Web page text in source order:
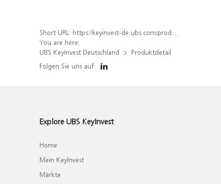
Short URL: https://keyinvest-de.ubs.com/produkt/detail/index/isin/DE000WA5GZF3
You are here:
UBS KeyInvest Deutschland
Produktdetail
Folgen Sie uns auf
Explore UBS KeyInvest
Home
Mein KeyInvest
Märkte